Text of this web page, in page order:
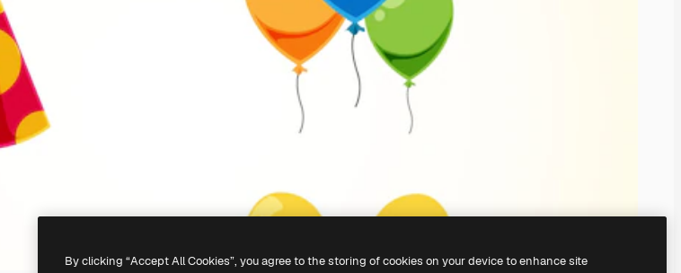
By clicking “Accept All Cookies”, you agree to the storing of cookies on your device to enhance site